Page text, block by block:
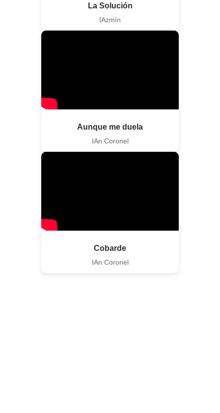
La Solución
IAzmín
Aunque me duela
IAn Coronel
Cobarde
IAn Coronel